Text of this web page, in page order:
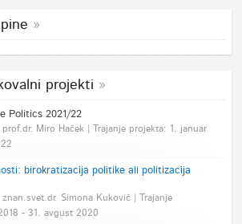
projekti
Politics 2021/22
Miro Haček | Trajanje projekta: 1. januar
birokratizacija politike ali politizacija
Simona Kukovič | Trajanje
- 31. avgust 2020